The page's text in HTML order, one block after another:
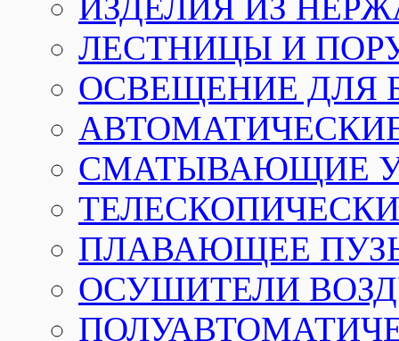
ЛЕСТНИЦЫ И
ОСВЕЩЕНИЕ ДЛЯ
СМАТЫВАЮЩИЕ
ПЛАВАЮЩЕЕ
ОСУШИТЕЛИ